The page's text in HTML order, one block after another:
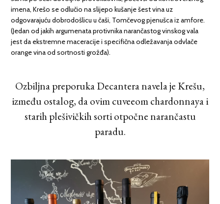
imena, Krešo se odlučio na slijepo kušanje šest vina uz
odgovarajuću dobrodošlicu u čaši, Tomčevog pjenušca iz amfore.
(Jedan od jakih argumenata protivnika narančastog vinskog vala
jest da ekstremne maceracije i specifična odležavanja odvlače
orange vina od sortnosti grožđa).
Ozbiljna preporuka Decantera navela je Krešu,
između ostalog, da ovim cuveeom chardonnaya i
starih plešivičkih sorti otpočne narančastu
paradu.